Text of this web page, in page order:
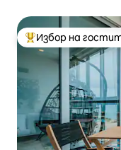
Най-популярен
Избор на